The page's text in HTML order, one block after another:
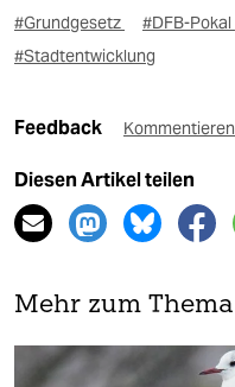
#Grundgesetz
#DFB-Pokal
#Stadtentwicklung
Feedback Kommentieren
Diesen Artikel teilen
Mehr zum Thema